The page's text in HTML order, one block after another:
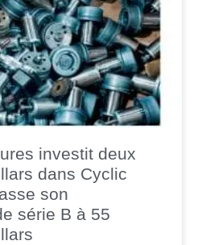
investit deux
dans Cyclic
son
série B à 55